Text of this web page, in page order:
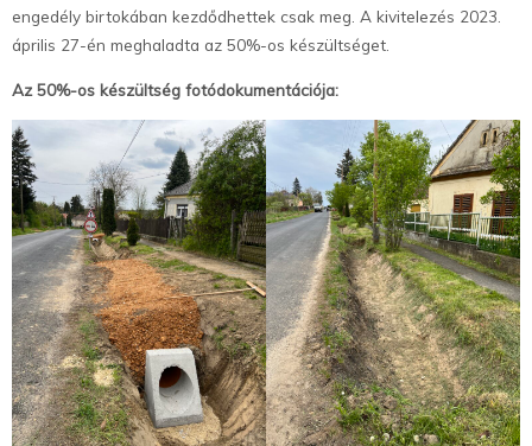
engedély birtokában kezdődhettek csak meg. A kivitelezés 2023.
április 27-én meghaladta az 50%-os készültséget.
Az 50%-os készültség fotódokumentációja: